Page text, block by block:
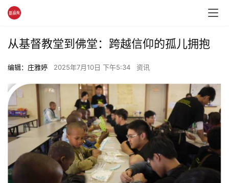
从基督教堂到佛堂：跨越信仰的孤儿拥抱
编辑：庄雅婷 2025年7月10日 下午5:34 资讯